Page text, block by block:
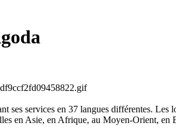
ses services en 37 langues différentes.
en Asie, en Afrique, au Moyen-Orient, en